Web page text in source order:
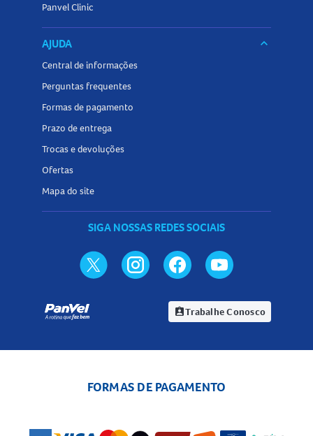
Panvel Clinic
AJUDA keyboard_arrow_down
Central de informações
Perguntas frequentes
Formas de pagamento
Prazo de entrega
Trocas e devoluções
Ofertas
Mapa do site
SIGA NOSSAS REDES SOCIAIS
assignment_indTrabalhe Conosco
FORMAS DE PAGAMENTO